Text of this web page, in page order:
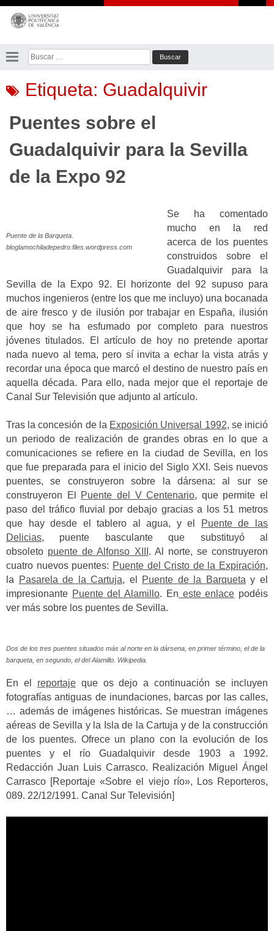
Saltar
contenido
Buscar:
Etiqueta: Guadalquivir
Puentes sobre el
Guadalquivir para la Sevilla
de la Expo 92
Puente de la Barqueta.
bloglamochiladepedro.files.wordpress.com
Se ha comentado
mucho en la red
acerca de los puentes
construidos sobre el
Guadalquivir para la
Sevilla de la Expo 92. El horizonte del 92 supuso para
muchos ingenieros (entre los que me incluyo) una bocanada
de aire fresco y de ilusión por trabajar en España, ilusión
que hoy se ha esfumado por completo para nuestros
jóvenes titulados. El artículo de hoy no pretende aportar
nada nuevo al tema, pero sí invita a echar la vista atrás y
recordar una época que marcó el destino de nuestro país en
aquella década. Para ello, nada mejor que el reportaje de
Canal Sur Televisión que adjunto al artículo.
Tras la concesión de la Exposición Universal 1992, se inició
un periodo de realización de grandes obras en lo que a
comunicaciones se refiere en la ciudad de Sevilla, en los
que fue preparada para el inicio del Siglo XXI. Seis nuevos
puentes, se construyeron sobre la dársena: al sur se
construyeron El
Puente del V Centenario, que permite el
paso del tráfico fluvial por debajo gracias a los 51 metros
que hay desde el tablero al agua, y el
Puente de las
Delicias, puente basculante que substituyó al
obsoleto puente de Alfonso XIII . Al norte, se construyeron
cuatro nuevos puentes: Puente del Cristo de la Expiración,
la
Pasarela de la Cartuja, el Puente de la Barqueta y el
impresionante Puente del Alamillo. En este enlace podéis
ver más sobre los puentes de Sevilla.
Dos de los tres puentes situados más al norte en la dársena, en primer término, el de la
barqueta, en segundo, el del Alamillo. Wikipedia.
En el reportajeque os dejo a continuación se incluyen
fotografías antiguas de inundaciones, barcas por las calles,
… además de imágenes históricas. Se muestran imágenes
aéreas de Sevilla y la Isla de la Cartuja y de la construcción
de los puentes. Ofrece un plano con la evolución de los
puentes y el río Guadalquivir desde 1903 a 1992.
Redacción Juan Luis Carrasco. Realización Miguel Ángel
Carrasco [Reportaje «Sobre el viejo río», Los Reporteros,
089. 22/12/1991. Canal Sur Televisión]